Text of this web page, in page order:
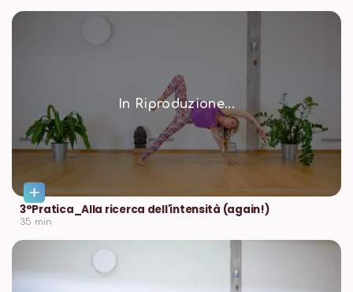
In Riproduzione...
3°Pratica_Alla ricerca dell'intensità (again!)
35 min